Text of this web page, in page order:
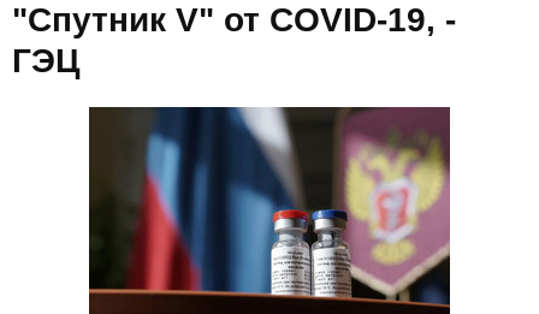
"Спутник V" от COVID-19, -
ГЭЦ